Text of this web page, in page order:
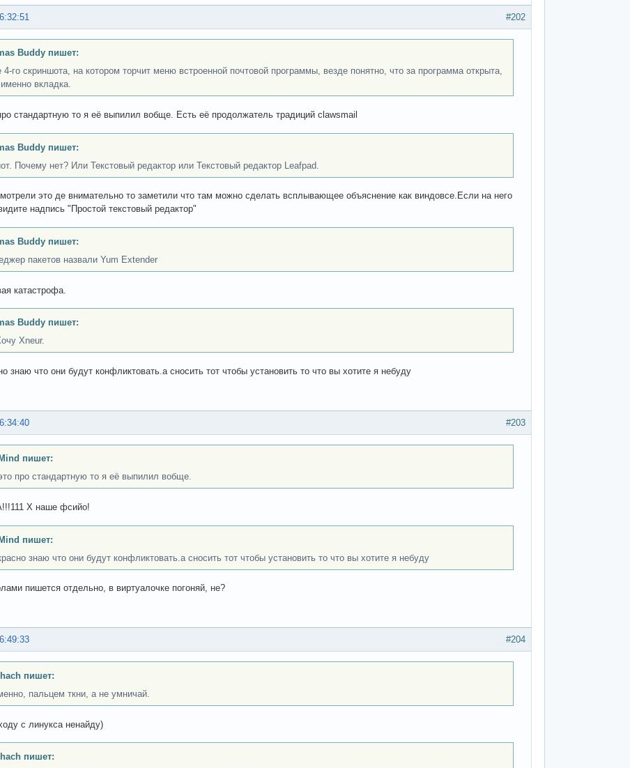
#202
Buddy пишет:
4-го скриншота, на котором торчит меню встроенной почтовой программы, везде понятно, что за программа открыта,
именно вкладка.
стандартную то я её выпилил вобще. Есть её продолжатель традиций clawsmail
Buddy пишет:
Почему нет? Или Текстовый редактор или Текстовый редактор Leafpad.
это де внимательно то заметили что там можно сделать всплывающее объяснение как виндовсе.Если на него
надпись "Простой текстовый редактор"
Buddy пишет:
пакетов назвали Yum Extender
катастрофа.
Buddy пишет:
Xneur.
знаю что они будут конфликтовать.а сносить тот чтобы установить то что вы хотите я небуду
#203
пишет:
про стандартную то я её выпилил вобще.
Х наше фсийо!
пишет:
знаю что они будут конфликтовать.а сносить тот чтобы установить то что вы хотите я небуду
пишется отдельно, в виртуалочке погоняй, не?
#204
пишет:
пальцем ткни, а не умничай.
с линукса ненайду)
пишет: